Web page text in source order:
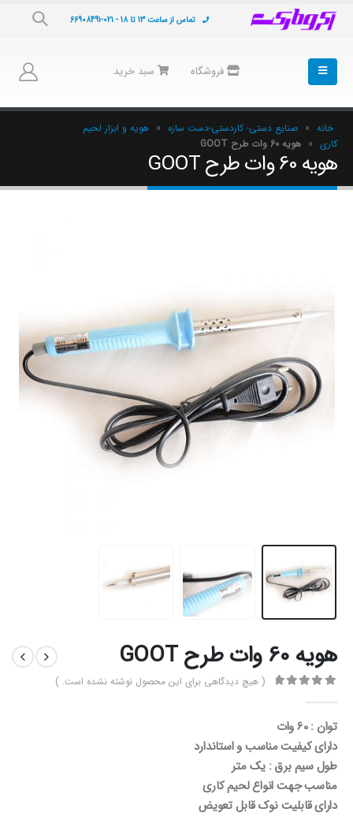
تماس از ساعت 13 تا 18 - 021-66908491
فروشگاه سبد خرید
خانه » صنایع دستی- کاردستی-دست سازه » هویه و ابزار لحیم
کاری » هویه 60 وات طرح GOOT
هویه 60 وات طرح GOOT
هویه 60 وات طرح GOOT
( هیچ دیدگاهی برای این محصول نوشته نشده است. )
توان : 60 وات
دارای کیفیت مناسب و استاندارد
طول سیم برق : یک متر
مناسب جهت انواع لحیم کاری
دارای قابلیت نوک قابل تعویض